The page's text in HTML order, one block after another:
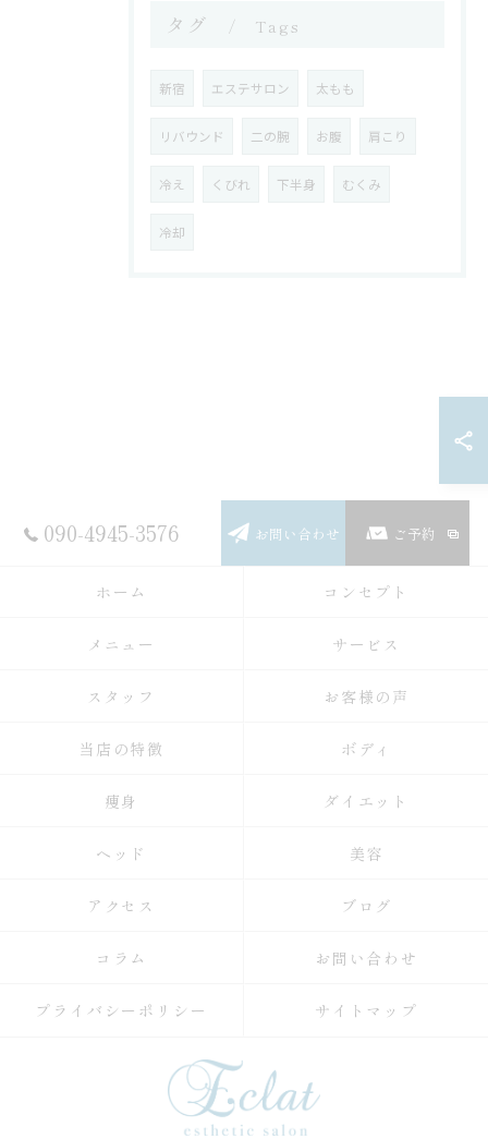
タグ Tags
新宿 エステサロン 太もも
リバウンド 二の腕 お腹 肩こり
冷え くびれ 下半身 むくみ
冷却
090-4945-3576 お問い合わせ ご予約
ホーム コンセプト
メニュー サービス
スタッフ お客様の声
当店の特徴 ボディ
痩身 ダイエット
ヘッド 美容
アクセス ブログ
コラム お問い合わせ
プライバシーポリシー サイトマップ